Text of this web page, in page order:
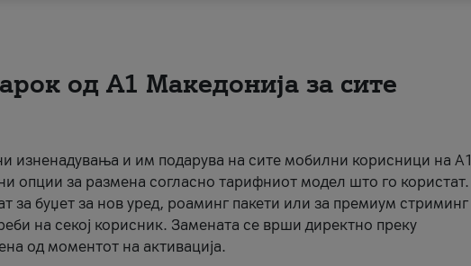
од А1 Македонија за сите
изненадувања и им подарува на сите мобилни корисници на A1
опции за размена согласно тарифниот модел што го користат.
за буџет за нов уред, роаминг пакети или за премиум стриминг
на секој корисник. Замената се врши директно преку
од моментот на активација.